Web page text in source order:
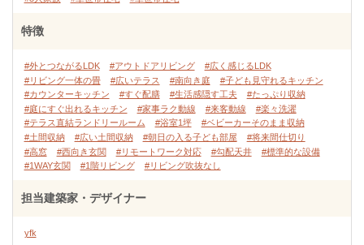
特徴
#外とつながるLDK #アウトドアリビング
#広く感じるLDK
#リビング一体の畳
#広いテラス #南向き庭
#子ども見守れるキッチン
#カウンターキッチン
#すぐ配膳 #生活感隠す工夫
#たっぷり収納
#庭にすぐ出れるキッチン
#家事ラク動線 #来客動線
#楽々洗濯
#テラス直結ランドリールーム
#浴室1坪
#ベビーカーそのまま収納
#土間収納
#広い土間収納 #朝日の入る子ども部屋
#将来間仕切り
#高窓
#西向き玄関 #リモートワーク対応 #勾配天井
#標準的な設備
#1WAY玄関
#1階リビング #リビング吹抜なし
担当建築家・デザイナー
yfk